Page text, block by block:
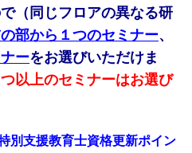
（同じフロアの異なる研
部から１つのセミナー、
ーをお選びいただけま
以上のセミナーはお選び
別支援教育士資格更新ポイン